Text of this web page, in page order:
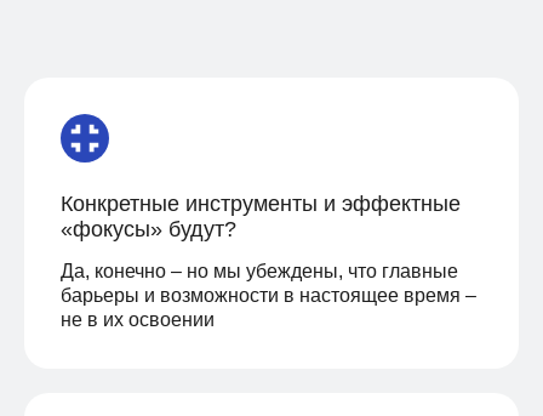
Конкретные инструменты и эффектные
«фокусы» будут?
Да, конечно – но мы убеждены, что главные
барьеры и возможности в настоящее время –
не в их освоении